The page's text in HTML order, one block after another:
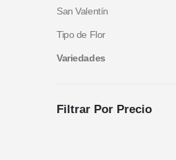
San Valentín
Tipo de Flor
Variedades
Filtrar Por Precio